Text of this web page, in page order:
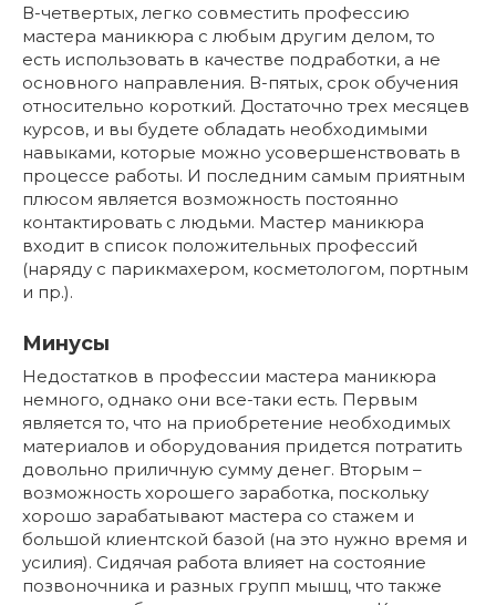
В-четвертых, легко совместить профессию
мастера маникюра с любым другим делом, то
есть использовать в качестве подработки, а не
основного направления. В-пятых, срок обучения
относительно короткий. Достаточно трех месяцев
курсов, и вы будете обладать необходимыми
навыками, которые можно усовершенствовать в
процессе работы. И последним самым приятным
плюсом является возможность постоянно
контактировать с людьми. Мастер маникюра
входит в список положительных профессий
(наряду с парикмахером, косметологом, портным
и пр.).
Минусы
Недостатков в профессии мастера маникюра
немного, однако они все-таки есть. Первым
является то, что на приобретение необходимых
материалов и оборудования придется потратить
довольно приличную сумму денег. Вторым –
возможность хорошего заработка, поскольку
хорошо зарабатывают мастера со стажем и
большой клиентской базой (на это нужно время и
усилия). Сидячая работа влияет на состояние
позвоночника и разных групп мышц, что также